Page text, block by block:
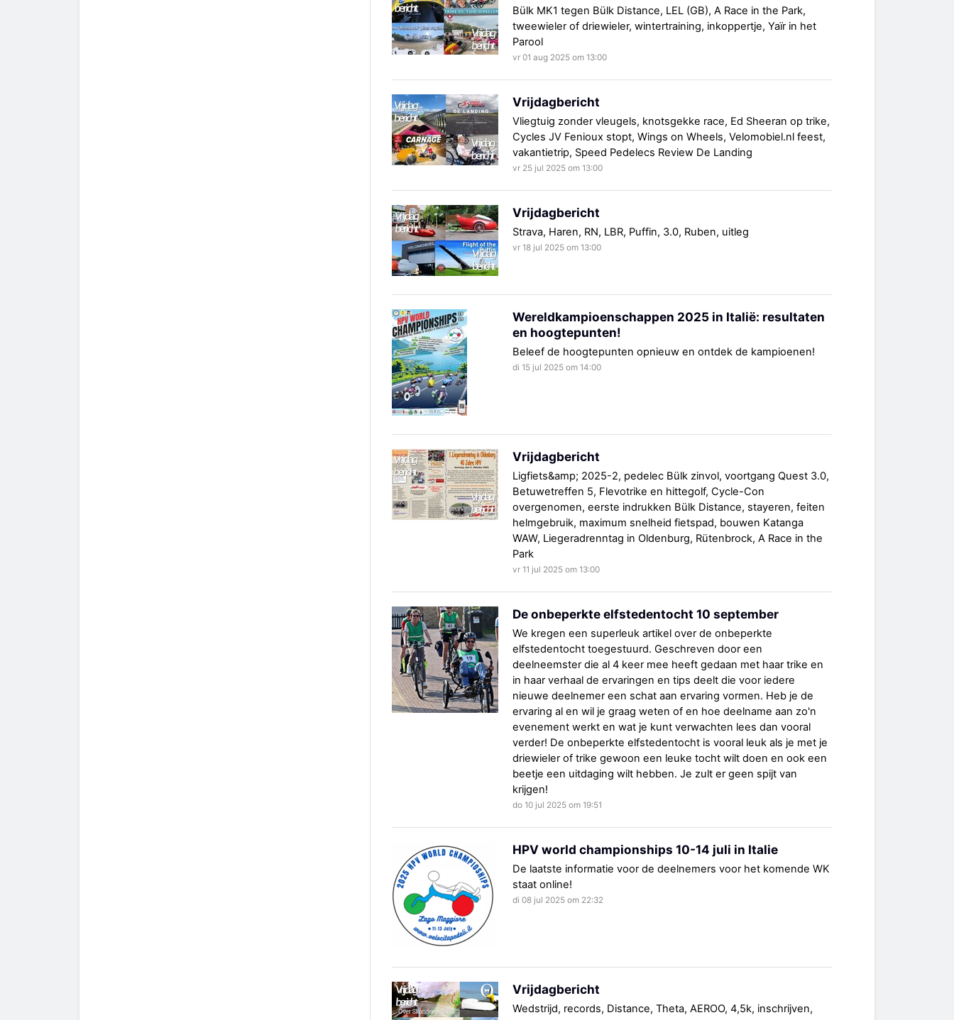
Bülk MK1 tegen Bülk Distance, LEL (GB), A Race in the Park,
tweewieler of driewieler, wintertraining, inkoppertje, Yaïr in het
Parool
vr 01 aug 2025 om 13:00
Vrijdagbericht
Vliegtuig zonder vleugels, knotsgekke race, Ed Sheeran op trike,
Cycles JV Fenioux stopt, Wings on Wheels, Velomobiel.nl feest,
vakantietrip, Speed Pedelecs Review De Landing
vr 25 jul 2025 om 13:00
Vrijdagbericht
Strava, Haren, RN, LBR, Puffin, 3.0, Ruben, uitleg
vr 18 jul 2025 om 13:00
Wereldkampioenschappen 2025 in Italië: resultaten
en hoogtepunten!
Beleef de hoogtepunten opnieuw en ontdek de kampioenen!
di 15 jul 2025 om 14:00
Vrijdagbericht
Ligfiets&amp; 2025-2, pedelec Bülk zinvol, voortgang Quest 3.0,
Betuwetreffen 5, Flevotrike en hittegolf, Cycle-Con
overgenomen, eerste indrukken Bülk Distance, stayeren, feiten
helmgebruik, maximum snelheid fietspad, bouwen Katanga
WAW, Liegeradrenntag in Oldenburg, Rütenbrock, A Race in the
Park
vr 11 jul 2025 om 13:00
De onbeperkte elfstedentocht 10 september
We kregen een superleuk artikel over de onbeperkte
elfstedentocht toegestuurd. Geschreven door een
deelneemster die al 4 keer mee heeft gedaan met haar trike en
in haar verhaal de ervaringen en tips deelt die voor iedere
nieuwe deelnemer een schat aan ervaring vormen. Heb je de
ervaring al en wil je graag weten of en hoe deelname aan zo'n
evenement werkt en wat je kunt verwachten lees dan vooral
verder! De onbeperkte elfstedentocht is vooral leuk als je met je
driewieler of trike gewoon een leuke tocht wilt doen en ook een
beetje een uitdaging wilt hebben. Je zult er geen spijt van
krijgen!
do 10 jul 2025 om 19:51
HPV world championships 10-14 juli in Italie
De laatste informatie voor de deelnemers voor het komende WK
staat online!
di 08 jul 2025 om 22:32
Vrijdagbericht
Wedstrijd, records, Distance, Theta, AEROO, 4,5k, inschrijven,